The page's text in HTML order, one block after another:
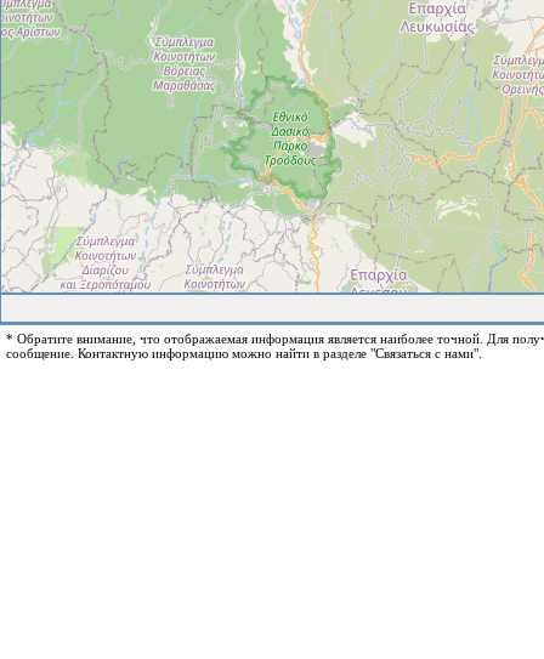
* Обратите внимание, что отображаемая информация является наиболее точной. Для
сообщение. Контактную информацию можно найти в разделе "Связаться с нами".